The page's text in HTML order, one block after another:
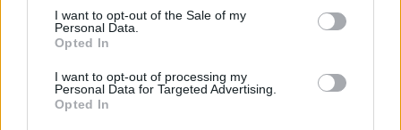
I want to opt-out of the Sale of my
Personal Data.
Opted In
I want to opt-out of processing my
Personal Data for Targeted Advertising.
Opted In
επαναφέρει τη συζήτηση για το λεγόμενο
«busification».
του σε πισίνα beach bar –
Βούτηξε ο μπάρμαν για να τον